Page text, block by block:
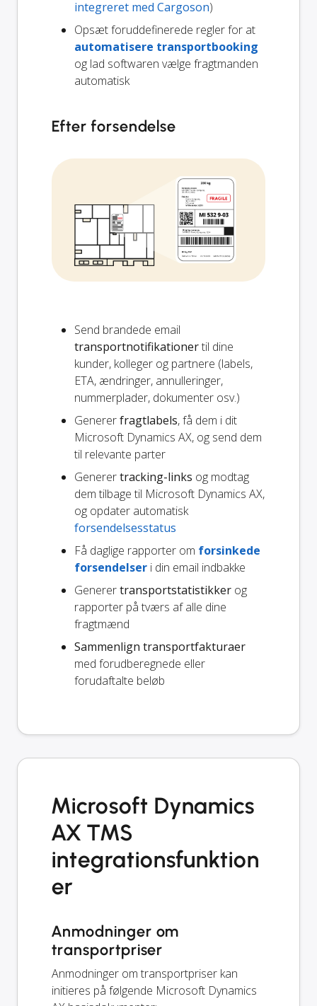
integreret med Cargoson)
Opsæt foruddefinerede regler for at
automatisere transportbooking
og lad softwaren vælge fragtmanden
automatisk
Efter forsendelse
Send brandede email
transportnotifikationertil dine
kunder, kolleger og partnere (labels,
ETA, ændringer, annulleringer,
nummerplader, dokumenter osv.)
Genererfragtlabels, få dem i dit
Microsoft Dynamics AX, og send dem
til relevante parter
Generertracking-links og modtag
dem tilbage til Microsoft Dynamics AX,
og opdater automatisk
forsendelsesstatus
Få daglige rapporter om forsinkede
forsendelser i din email indbakke
Generertransportstatistikker og
rapporter på tværs af alle dine
fragtmænd
Sammenlign transportfakturaer
med forudberegnede eller
forudaftalte beløb
Microsoft Dynamics
AX TMS
integrationsfunktion
er
Anmodninger om
transportpriser
Anmodninger om transportpriser kan
initieres på følgende Microsoft Dynamics